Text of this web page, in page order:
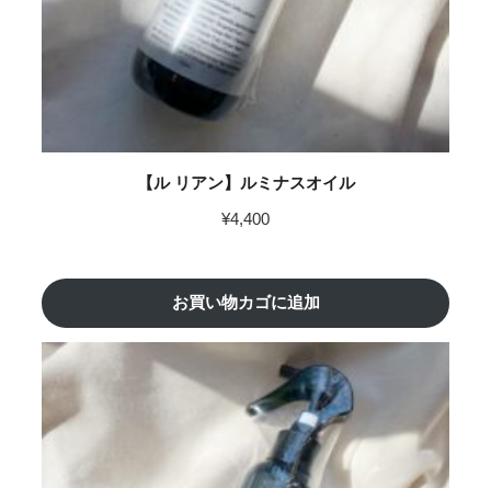
【ル リアン】ルミナスオイル
¥4,400
お買い物カゴに追加